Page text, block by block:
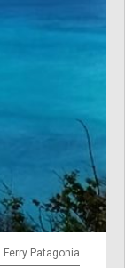
Ferry Patagonia